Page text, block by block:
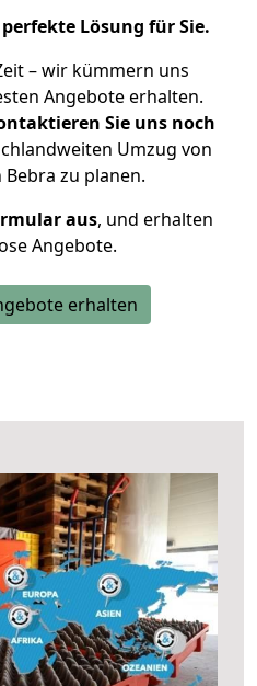
Lösung für Sie.
– wir kümmern uns
Angebote erhalten.
Sie uns noch
Umzug von
zu planen.
aus, und erhalten
Angebote.
erhalten